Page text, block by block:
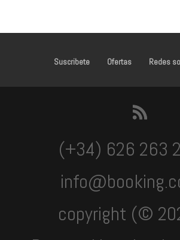
Suscribete Ofertas Redes
(+34) 626 263
copyright (©